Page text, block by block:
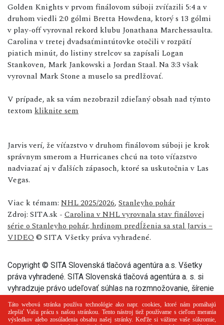
Golden Knights v prvom finálovom súboji zvíťazili 5:4 a v
druhom viedli 2:0 gólmi Bretta Howdena, ktorý s 13 gólmi
v play-off vyrovnal rekord klubu Jonathana Marchessaulta.
Carolina v tretej dvadsaťmintútovke otočili v rozpätí
piatich minút, do listiny strelcov sa zapísali Logan
Stankoven, Mark Jankowski a Jordan Staal. Na 3:3 však
vyrovnal Mark Stone a muselo sa predlžovať.
V prípade, ak sa vám nezobrazil zdieľaný obsah nad týmto
textom kliknite sem
Jarvis verí, že víťazstvo v druhom finálovom súboji je krok
správnym smerom a Hurricanes chcú na toto víťazstvo
nadviazať aj v ďalších zápasoch, ktoré sa uskutočnia v Las
Vegas.
Viac k témam: NHL 2025/2026, Stanleyho pohár
Zdroj: SITA.sk - Carolina v NHL vyrovnala stav finálovej
série o Stanleyho pohár, hrdinom predĺženia sa stal Jarvis –
VIDEO © SITA Všetky práva vyhradené.
Copyright © SITA Slovenská tlačová agentúra a.s. Všetky
práva vyhradené. SITA Slovenská tlačová agentúra a. s. si
vyhradzuje právo udeľovať súhlas na rozmnožovanie, šírenie